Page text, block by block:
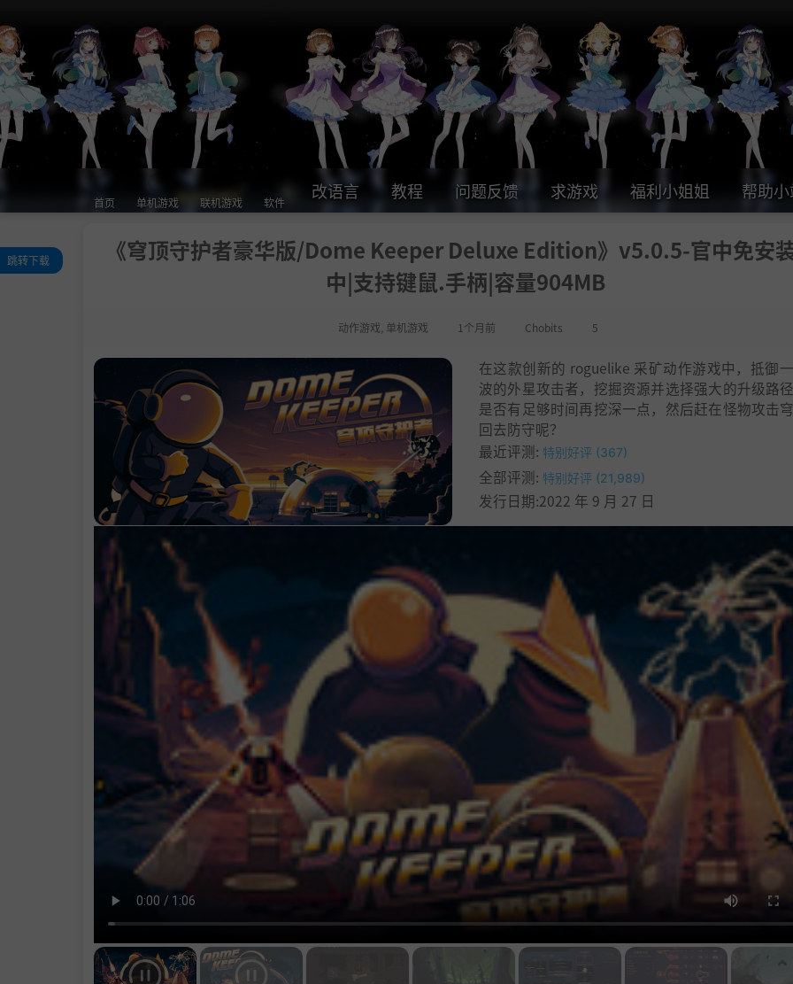
首页 单机游戏 联机游戏 软件
改语言 教程 问题反馈 求游戏 福利小姐姐 帮助
《穹顶守护者豪华版/Dome Keeper Deluxe Edition》v5.0.5-官中免安
中|支持键鼠.手柄|容量904MB
动作游戏 单机游戏 1个月前 Chobits 5
跳转下载
在这款创新的 roguelike 采矿动作游戏中，抵御
波的外星攻击者，挖掘资源并选择强大的升级路
是否有足够时间再挖深一点，然后赶在怪物攻击
回去防守呢？
最近评测: 特别好评 (367)
全部评测: 特别好评 (21,989)
发行日期:2022 年 9 月 27 日